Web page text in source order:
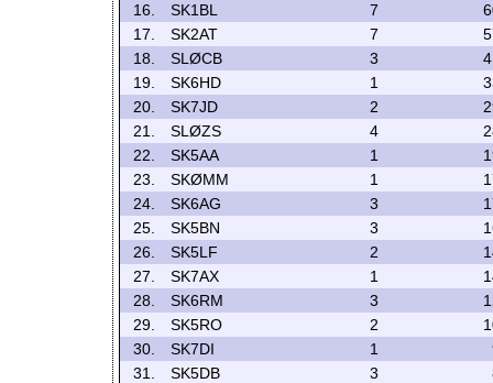
16.
SK1BL 7
17.
SK2AT 7
18.
SLØCB 3
19.
SK6HD 1
20.
SK7JD 2
21.
SLØZS 4
22.
SK5AA 1
23.
SKØMM 1
24.
SK6AG 3
25.
SK5BN 3
26.
SK5LF 2
27.
SK7AX 1
28.
SK6RM 3
29.
SK5RO 2
30.
SK7DI 1
31.
SK5DB 3